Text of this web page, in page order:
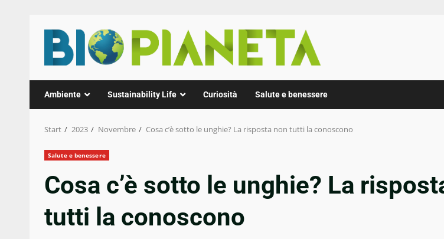
Inhalt
springen
Ambiente Sustainability Life Curiosità Salute e benessere
Start 2023 Novembre Cosa c’è sotto le unghie? La risposta non tutti la conoscono
Salute e benessere
Cosa c’è sotto le unghie? La
tutti la conoscono